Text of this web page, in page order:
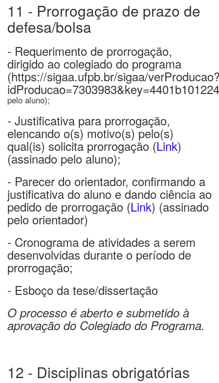
11 - Prorrogação de prazo de
defesa/bolsa
- Requerimento de prorrogação,
dirigido ao colegiado do programa
(https://sigaa.ufpb.br/sigaa/
pelo aluno);
- Justificativa para prorrogação,
elencando o(s) motivo(s) pelo(s)
qual(is) solicita prorrogação (Link)
(assinado pelo aluno);
- Parecer do orientador, confirmando a
justificativa do aluno e dando ciência ao
pedido de prorrogação (Link) (assinado
pelo orientador)
- Cronograma de atividades a serem
desenvolvidas durante o período de
prorrogação;
- Esboço da tese/dissertação
O processo é aberto e submetido à
aprovação do Colegiado do Programa.
12 - Disciplinas obrigatórias